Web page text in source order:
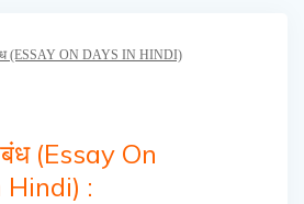
(ESSAY ON DAYS IN HINDI)
(Essay On
Hindi) :